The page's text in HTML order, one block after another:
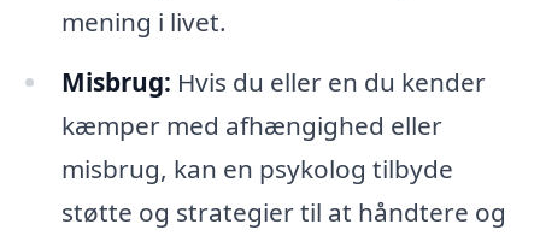
mening i livet.
Misbrug: Hvis du eller en du kender
kæmper med afhængighed eller
misbrug, kan en psykolog tilbyde
støtte og strategier til at håndtere og